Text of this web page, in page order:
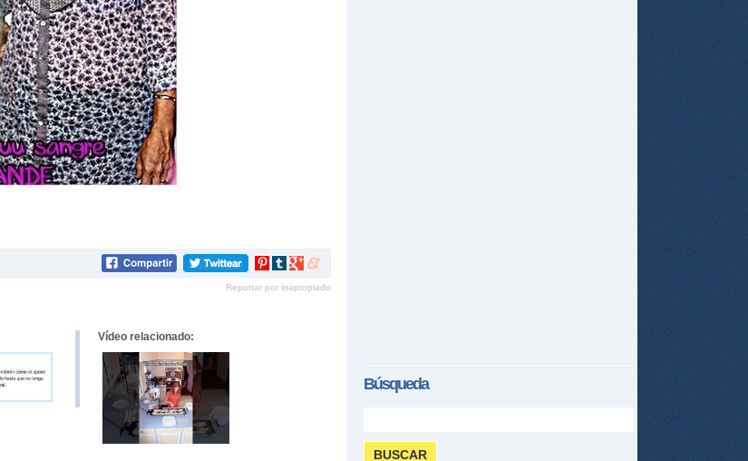
Compartir
Pinterest
Compartir
tumblr
Compartir
Google+
Compartir
meneame
Reportar por inapropiado
Vídeo relacionado:
Búsqueda